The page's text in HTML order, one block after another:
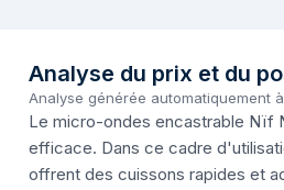
Analyse du prix et du
Analyse générée automatiquement
Le micro-ondes encastrable Nïf
efficace. Dans ce cadre
offrent des cuissons rapides et